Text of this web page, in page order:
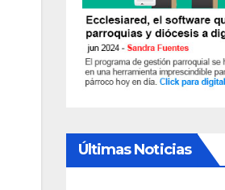
Últimas Noticias